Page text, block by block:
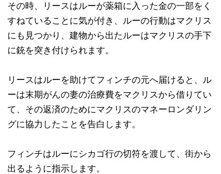
その時、リースはルーが薬箱に入った金の一部をく
すねていることに気が付き、ルーの行動はマクリス
にも見つかり、建物から出たルーはマクリスの手下
に銃を突き付けられます。
リースはルーを助けてフィンチの元へ届けると、ル
ーは末期がんの妻の治療費をマクリスから借りてい
て、その返済のためにマクリスのマネーロンダリン
グに協力したことを告白します。
フィンチはルーにシカゴ行の切符を渡して、街から
出るように指示します。